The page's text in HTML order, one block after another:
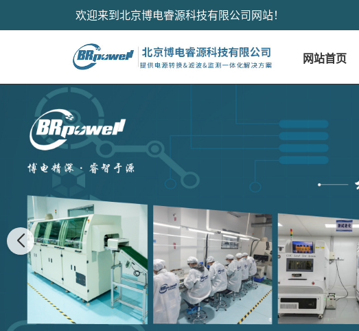
欢迎来到北京博电睿源科技有限公司网站！
网站首页